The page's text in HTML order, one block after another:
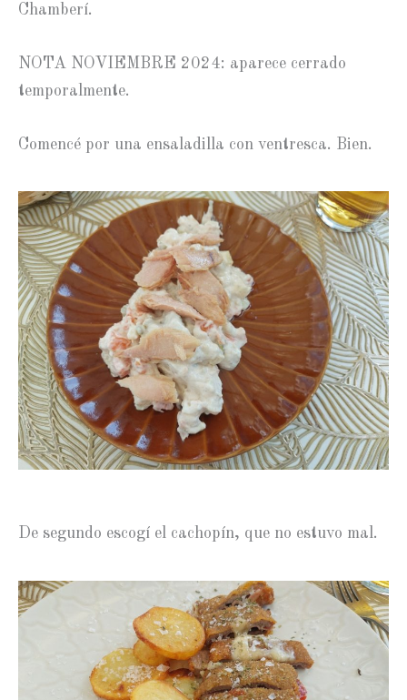
Chamberí.
NOTA NOVIEMBRE 2024: aparece cerrado
temporalmente.
Comencé por una ensaladilla con ventresca. Bien.
De segundo escogí el cachopín, que no estuvo mal.